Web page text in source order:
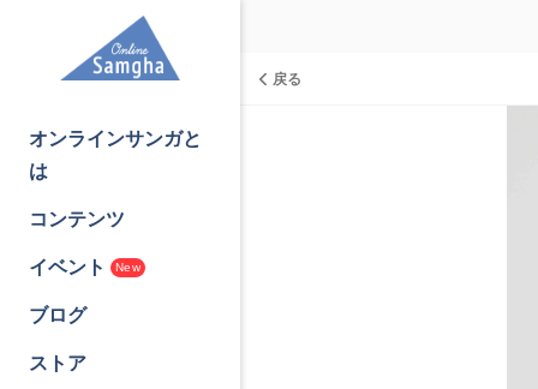
オンラインサンガと
は
コンテンツ
イベント
New
ブログ
ストア
戻る